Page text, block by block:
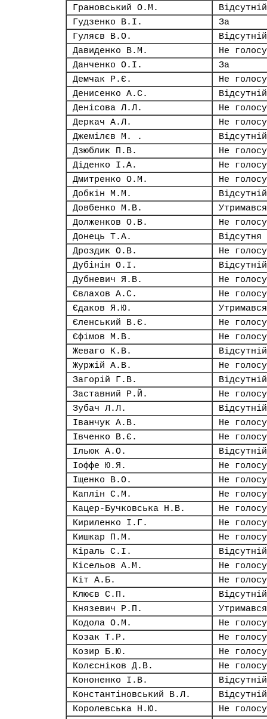
Грановський О.М.
Відсутній
Гудзенко В.І.
За
Гуляєв В.О.
Відсутній
Давиденко В.М.
Не
Данченко О.І.
За
Демчак Р.Є.
Не
Денисенко А.С.
Відсутній
Денісова Л.Л.
Не
Деркач А.Л.
Не
Джемілєв М. .
Відсутній
Дзюблик П.В.
Не
Діденко І.А.
Не
Дмитренко О.М.
Не
Добкін М.М.
Відсутній
Довбенко М.В.
Утримався
Долженков О.В.
Не
Донець Т.А.
Відсутня
Дроздик О.В.
Не
Дубінін О.І.
Відсутній
Дубневич Я.В.
Не
Євлахов А.С.
Не
Єдаков Я.Ю.
Утримався
Єленський В.Є.
Не
Єфімов М.В.
Не
Жеваго К.В.
Відсутній
Журжій А.В.
Не
Загорій Г.В.
Відсутній
Заставний Р.Й.
Не
Зубач Л.Л.
Відсутній
Іванчук А.В.
Не
Івченко В.Є.
Не
Ільюк А.О.
Відсутній
Іоффе Ю.Я.
Не
Іщенко В.О.
Не
Каплін С.М.
Не
Кацер-Бучковська Н.В.
Не
Кириленко І.Г.
Не
Кишкар П.М.
Не
Кіраль С.І.
Відсутній
Кісельов А.М.
Не
Кіт А.Б.
Не
Клюєв С.П.
Відсутній
Князевич Р.П.
Утримався
Кодола О.М.
Не
Козак Т.Р.
Не
Козир Б.Ю.
Не
Колєсніков Д.В.
Не
Кононенко І.В.
Відсутній
Константіновський В.Л.
Відсутній
Королевська Н.Ю.
Не